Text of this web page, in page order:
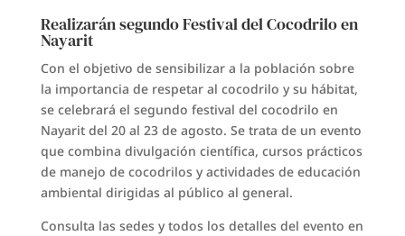
Realizarán segundo Festival del Cocodrilo en
Nayarit
Con el objetivo de sensibilizar a la población sobre
la importancia de respetar al cocodrilo y su hábitat,
se celebrará el segundo festival del cocodrilo en
Nayarit del 20 al 23 de agosto. Se trata de un evento
que combina divulgación científica, cursos prácticos
de manejo de cocodrilos y actividades de educación
ambiental dirigidas al público al general.
Consulta las sedes y todos los detalles del evento en